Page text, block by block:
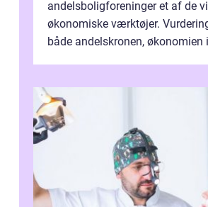
andelsboligforeninger et af de
økonomiske værktøjer.
både andelskronen, økonomien